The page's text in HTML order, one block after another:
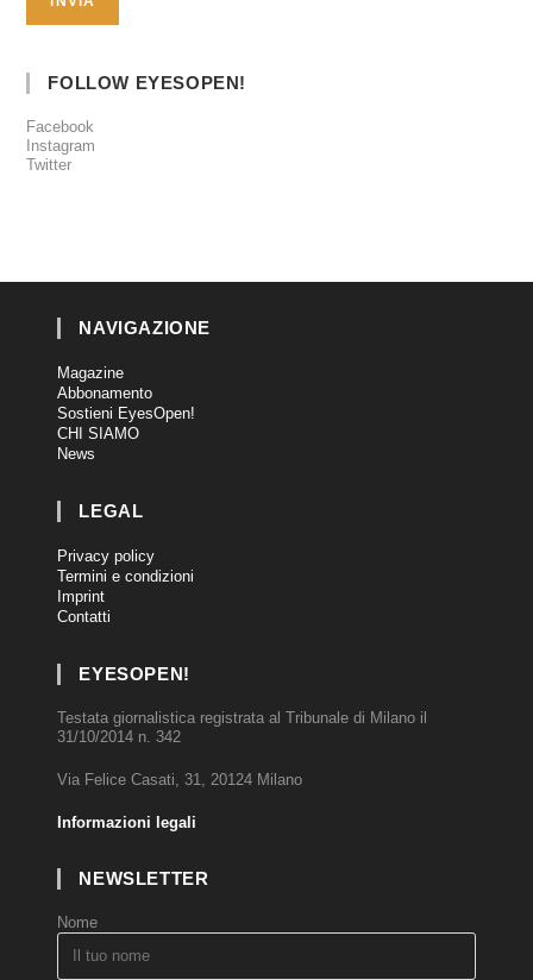
FOLLOW EYESOPEN!
Facebook
Instagram
Twitter
NAVIGAZIONE
Magazine
Abbonamento
Sostieni EyesOpen!
CHI SIAMO
News
LEGAL
Privacy policy
Termini e condizioni
Imprint
Contatti
EYESOPEN!
Testata giornalistica registrata al Tribunale di Milano il
31/10/2014 n. 342
Via Felice Casati, 31, 20124 Milano
Informazioni legali
NEWSLETTER
Nome